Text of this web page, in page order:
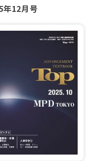
年12月号